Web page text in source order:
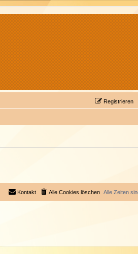
Registrieren
Alle Zeiten
Alle Cookies löschen
Kontakt